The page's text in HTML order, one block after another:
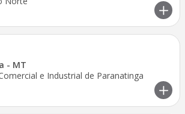
- MT
e Industrial de Paranatinga